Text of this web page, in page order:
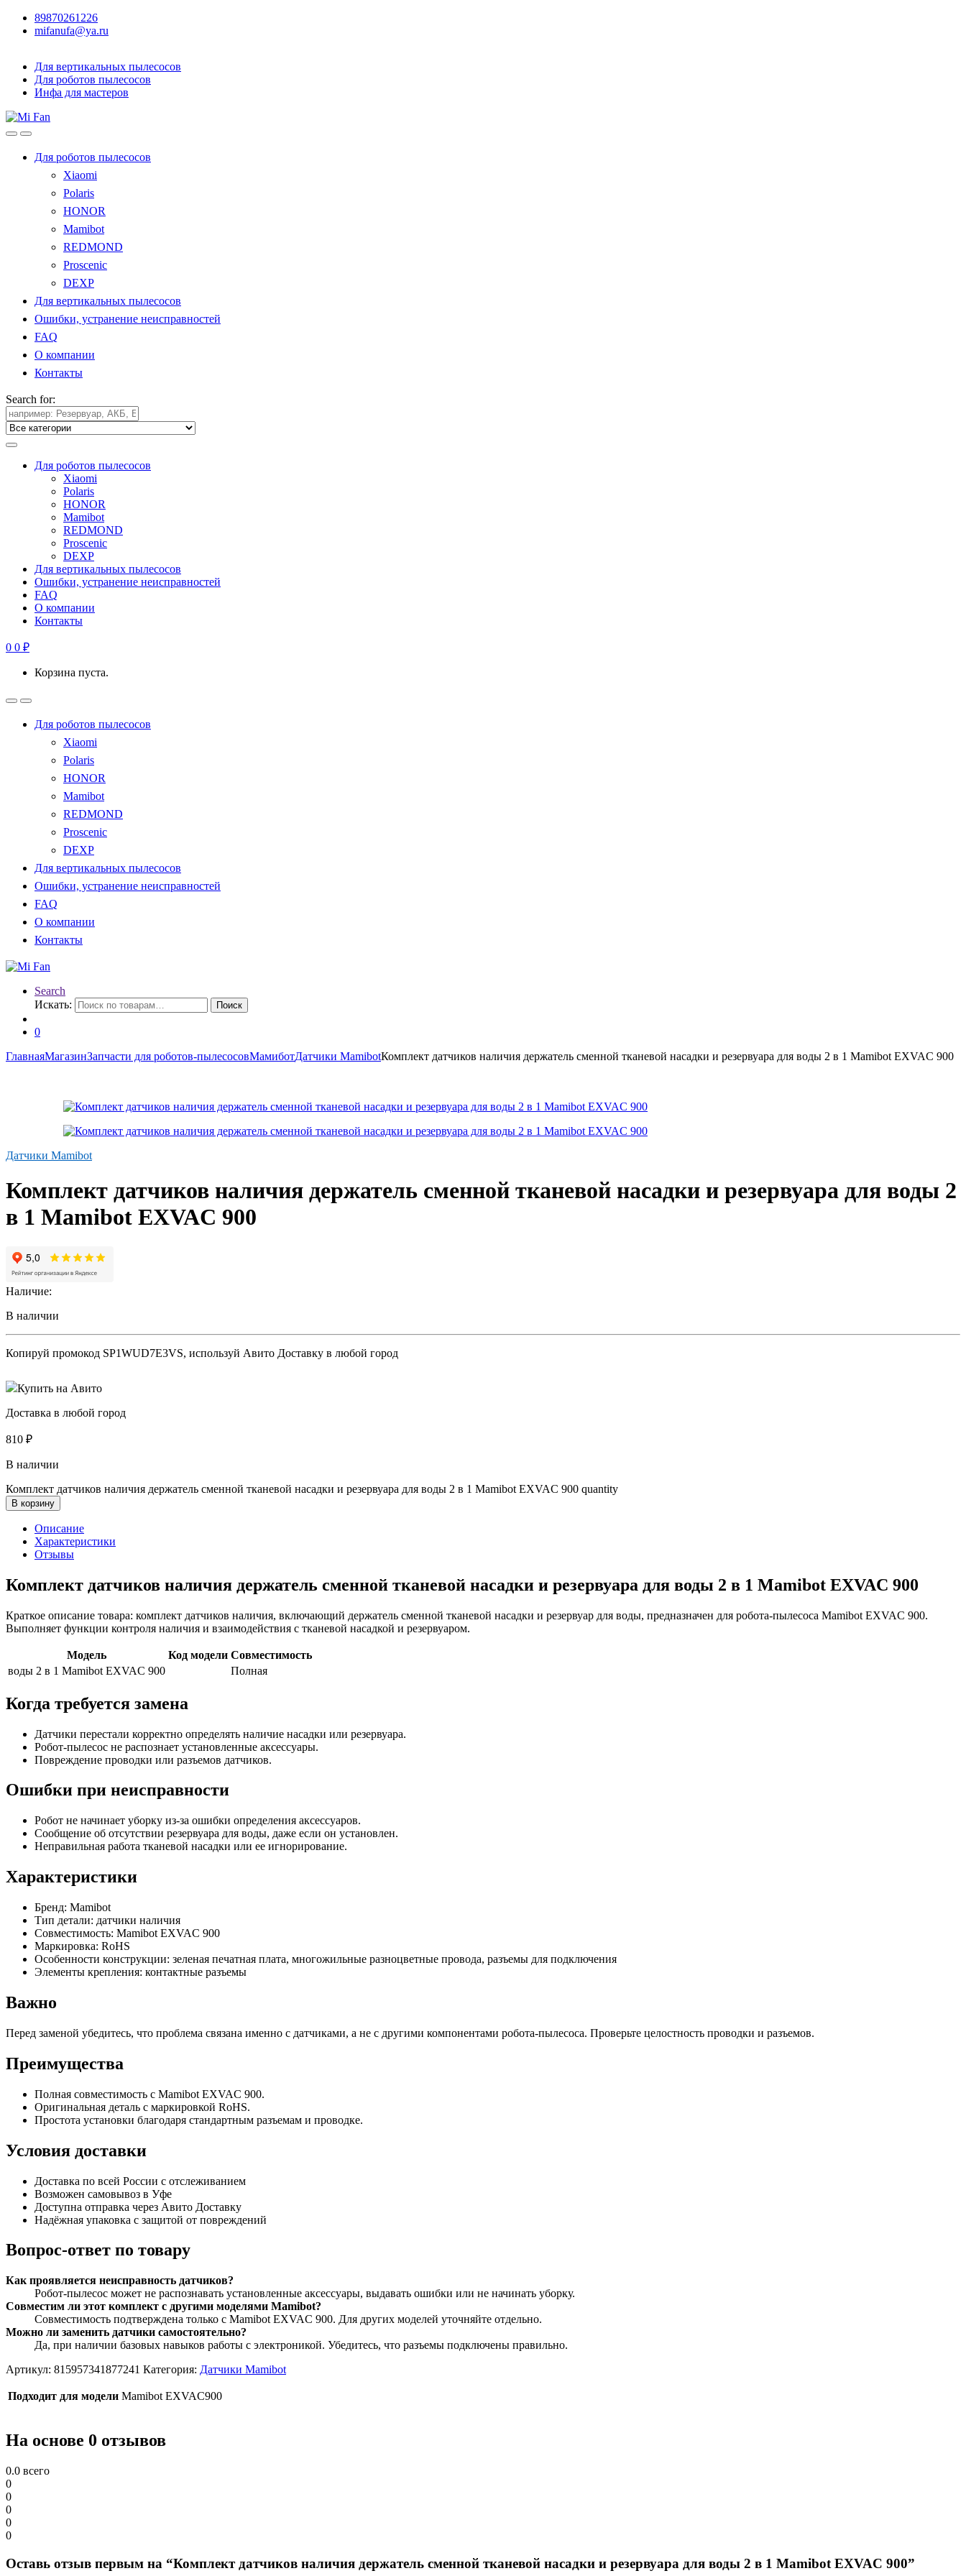
89870261226
mifanufa@ya.ru
Для вертикальных пылесосов
Для роботов пылесосов
Инфа для мастеров
Для роботов пылесосов
Xiaomi
Polaris
HONOR
Mamibot
REDMOND
Proscenic
DEXP
Для вертикальных пылесосов
Ошибки, устранение неисправностей
FAQ
О компании
Контакты
Search for:
Для роботов пылесосов
Xiaomi
Polaris
HONOR
Mamibot
REDMOND
Proscenic
DEXP
Для вертикальных пылесосов
Ошибки, устранение неисправностей
FAQ
О компании
Контакты
0 0 ₽
Корзина пуста.
Для роботов пылесосов
Xiaomi
Polaris
HONOR
Mamibot
REDMOND
Proscenic
DEXP
Для вертикальных пылесосов
Ошибки, устранение неисправностей
FAQ
О компании
Контакты
Search
Искать:
Поиск
0
ГлавнаяМагазинЗапчасти для роботов-пылесосовМамиботДатчики MamibotКомплект датчиков наличия держатель сменной тканевой насадки и резервуара для воды 2 в 1 Mamibot EXVAC 900
Датчики Mamibot
Комплект датчиков наличия держатель сменной тканевой насадки и резервуара для воды 2
в 1 Mamibot EXVAC 900
Наличие:
В наличии
Копируй промокод SP1WUD7E3VS, используй Авито Доставку в любой город
Купить на Авито
Доставка в любой город
810 ₽
В наличии
Комплект датчиков наличия держатель сменной тканевой насадки и резервуара для воды 2 в 1 Mamibot EXVAC 900 quantity
В корзину
Описание
Характеристики
Отзывы
Комплект датчиков наличия держатель сменной тканевой насадки и резервуара для воды 2 в 1 Mamibot EXVAC 900
Краткое описание товара: комплект датчиков наличия, включающий держатель сменной тканевой насадки и резервуар для воды, предназначен для робота-пылесоса Mamibot EXVAC 900.
Выполняет функции контроля наличия и взаимодействия с тканевой насадкой и резервуаром.
Модель Код модели Совместимость
воды 2 в 1 Mamibot EXVAC 900
Полная
Когда требуется замена
Датчики перестали корректно определять наличие насадки или резервуара.
Робот-пылесос не распознает установленные аксессуары.
Повреждение проводки или разъемов датчиков.
Ошибки при неисправности
Робот не начинает уборку из-за ошибки определения аксессуаров.
Сообщение об отсутствии резервуара для воды, даже если он установлен.
Неправильная работа тканевой насадки или ее игнорирование.
Характеристики
Бренд: Mamibot
Тип детали: датчики наличия
Совместимость: Mamibot EXVAC 900
Маркировка: RoHS
Особенности конструкции: зеленая печатная плата, многожильные разноцветные провода, разъемы для подключения
Элементы крепления: контактные разъемы
Важно
Перед заменой убедитесь, что проблема связана именно с датчиками, а не с другими компонентами робота-пылесоса. Проверьте целостность проводки и разъемов.
Преимущества
Полная совместимость с Mamibot EXVAC 900.
Оригинальная деталь с маркировкой RoHS.
Простота установки благодаря стандартным разъемам и проводке.
Условия доставки
Доставка по всей России с отслеживанием
Возможен самовывоз в Уфе
Доступна отправка через Авито Доставку
Надёжная упаковка с защитой от повреждений
Вопрос-ответ по товару
Как проявляется неисправность датчиков?
Робот-пылесос может не распознавать установленные аксессуары, выдавать ошибки или не начинать уборку.
Совместим ли этот комплект с другими моделями Mamibot?
Совместимость подтверждена только с Mamibot EXVAC 900. Для других моделей уточняйте отдельно.
Можно ли заменить датчики самостоятельно?
Да, при наличии базовых навыков работы с электроникой. Убедитесь, что разъемы подключены правильно.
Артикул: 815957341877241 Категория: Датчики Mamibot
Подходит для модели Mamibot EXVAC900
На основе 0 отзывов
0.0 всего
0
0
0
0
0
Оставь отзыв первым на “Комплект датчиков наличия держатель сменной тканевой насадки и резервуара для воды 2 в 1 Mamibot EXVAC 900”